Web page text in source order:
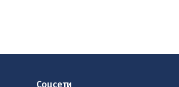
Соцсети